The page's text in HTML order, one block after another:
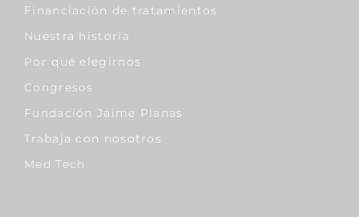
Financiación de tratamientos
Nuestra historia
Por qué elegirnos
Congresos
Fundación Jaime Planas
Trabaja con nosotros
Med Tech